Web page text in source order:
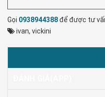
Gọi 0938944388để được tư
ivan, vickini